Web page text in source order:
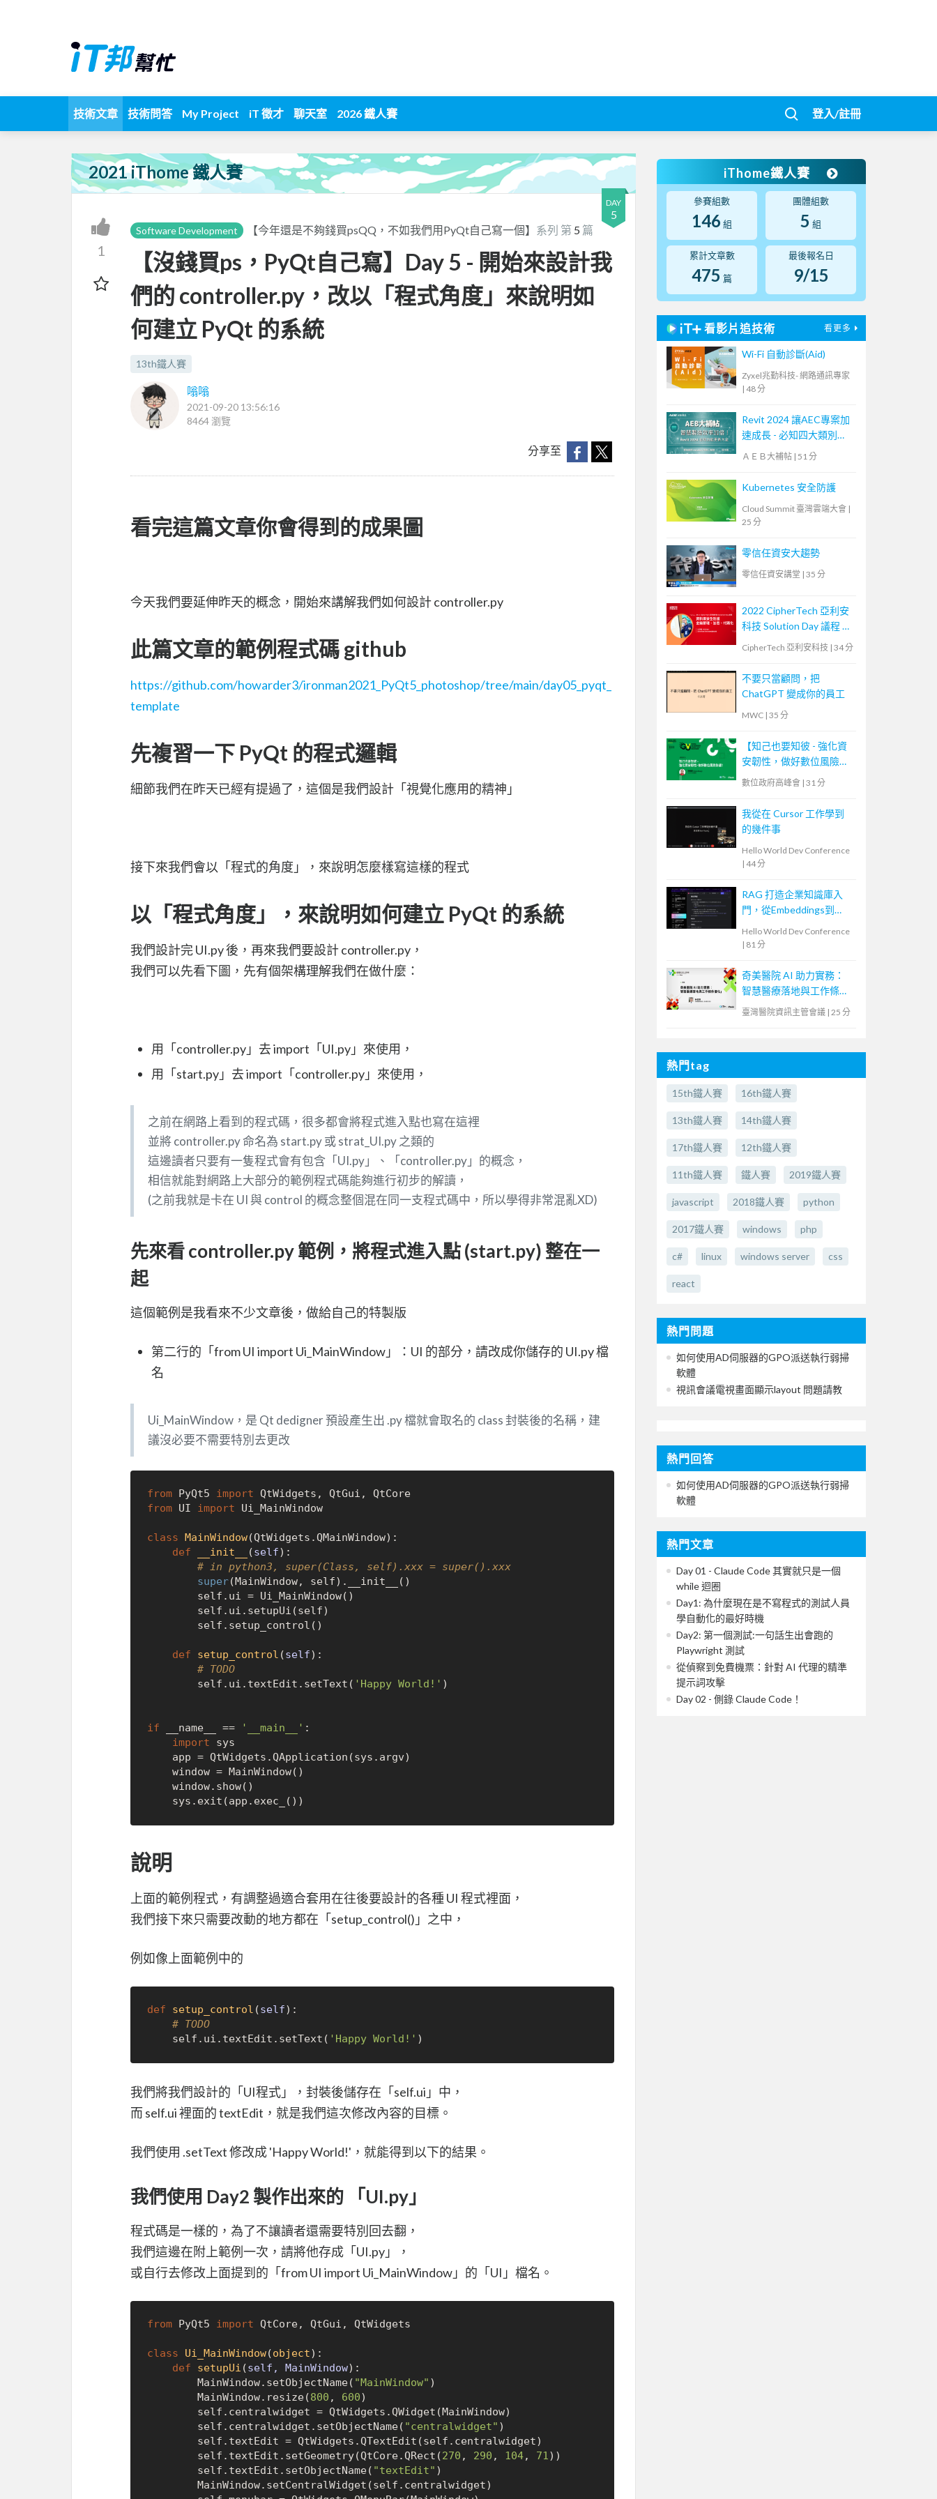
技術文章 技術問答 My Project iT 徵才 聊天室 2026 鐵人賽 登入/註冊
2021 iThome 鐵人賽
DAY
5
1
Software Development 【今年還是不夠錢買psQQ，不如我們用PyQt自己寫一個】 系列 第 5 篇
【沒錢買ps，PyQt自己寫】Day 5 - 開始來設計我
們的 controller.py，改以「程式角度」來說明如
何建立 PyQt 的系統
13th鐵人賽
嗡嗡
2021-09-20 13:56:16
8464 瀏覽
分享至
看完這篇文章你會得到的成果圖
今天我們要延伸昨天的概念，開始來講解我們如何設計 controller.py
此篇文章的範例程式碼 github
https://github.com/howarder3/ironman2021_PyQt5_photoshop/tree/main/day05_pyqt_
template
先複習一下 PyQt 的程式邏輯
細節我們在昨天已經有提過了，這個是我們設計「視覺化應用的精神」
接下來我們會以「程式的角度」，來說明怎麼樣寫這樣的程式
以「程式角度」，來說明如何建立 PyQt 的系統
我們設計完 UI.py 後，再來我們要設計 controller.py，
我們可以先看下圖，先有個架構理解我們在做什麼：
用「controller.py」去 import「UI.py」來使用，
用「start.py」去 import「controller.py」來使用，
之前在網路上看到的程式碼，很多都會將程式進入點也寫在這裡
並將 controller.py 命名為 start.py 或 strat_UI.py 之類的
這邊讀者只要有一隻程式會有包含「UI.py」、「controller.py」的概念，
相信就能對網路上大部分的範例程式碼能夠進行初步的解讀，
(之前我就是卡在 UI 與 control 的概念整個混在同一支程式碼中，所以學得非常混亂XD)
先來看 controller.py 範例，將程式進入點 (start.py) 整在一
起
這個範例是我看來不少文章後，做給自己的特製版
第二行的「from UI import Ui_MainWindow」：UI 的部分，請改成你儲存的 UI.py 檔
名
Ui_MainWindow，是 Qt dedigner 預設產生出 .py 檔就會取名的 class 封裝後的名稱，建
議沒必要不需要特別去更改
from PyQt5 import
QtWidgets, QtGui, QtCore
from UI import Ui_MainWindow
class MainWindow(QtWidgets.QMainWindow):
def
__init__ (self):
# in python3, super(Class, self).xxx = super().xxx
super(MainWindow, self).__init__()
def setup_control (self):
# TODO
        self.ui.textEdit.setText(
'Happy World!' )
if __name__ == '__main__' :
import sys
說明
上面的範例程式，有調整過適合套用在往後要設計的各種 UI 程式裡面，
我們接下來只需要改動的地方都在「setup_control()」之中，
例如像上面範例中的
def setup_control (self):
# TODO
	self.ui.textEdit.setText(
'Happy World!'
我們將我們設計的「UI程式」，封裝後儲存在「self.ui」中，
而 self.ui 裡面的 textEdit，就是我們這次修改內容的目標。
我們使用 .setText 修改成 'Happy World!'，就能得到以下的結果。
我們使用 Day2 製作出來的 「UI.py」
程式碼是一樣的，為了不讓讀者還需要特別回去翻，
我們這邊在附上範例一次，請將他存成「UI.py」，
或自行去修改上面提到的「from UI import Ui_MainWindow」的「UI」檔名。
from PyQt5 import QtCore, QtGui, QtWidgets
class Ui_MainWindow(object):
def
setupUi (self, MainWindow):
        MainWindow.setObjectName(
"MainWindow" )
        MainWindow.resize(
800 , 600)
        self.centralwidget.setObjectName(
"centralwidget" )
        self.textEdit.setGeometry(QtCore.QRect(
270 , 290 , 104, 71))
        self.textEdit.setObjectName(
"textEdit" )
iThome鐵人賽
參賽組數
146 組
團體組數
5 組
累計文章數
475 篇
最後報名日
9/15
看影片追技術 看更多
Wi-Fi 自動診斷(Aid)
Zyxel兆勤科技- 網路通訊專家
| 48 分
Revit 2024 讓AEC專案加
速成長 - 必知四大類別功
能更新！【宏碁資訊網路
ＡＥＢ大補帖 | 51 分
Kubernetes 安全防護
Cloud Summit 臺灣雲端大會 |
25 分
零信任資安大趨勢
零信任資安講堂 | 35 分
2022 CipherTech 亞利安
科技 Solution Day 議程 —
資料庫安全防護，金鑰管
CipherTech 亞利安科技 | 34 分
不要只當顧問，把
ChatGPT 變成你的員工
MWC | 35 分
【知己也要知彼 - 強化資
安韌性，做好數位風險防
護！】
數位政府高峰會 | 31 分
我從在 Cursor 工作學到
的幾件事
Hello World Dev Conference
| 44 分
RAG 打造企業知識庫入
門，從Embeddings到
Hello World Dev Conference
| 81 分
奇美醫院 AI 助力實務：
智慧醫療落地與工作條件
優化
臺灣醫院資訊主管會議 | 25 分
熱門tag
15th鐵人賽 16th鐵人賽
13th鐵人賽 14th鐵人賽
17th鐵人賽 12th鐵人賽
11th鐵人賽 鐵人賽 2019鐵人賽
javascript 2018鐵人賽 python
2017鐵人賽 windows php
c# linux windows server css
react
熱門問題
如何使用AD伺服器的GPO派送執行弱掃
軟體
視訊會議電視畫面顯示layout 問題請教
熱門回答
如何使用AD伺服器的GPO派送執行弱掃
軟體
熱門文章
Day 01 - Claude Code 其實就只是一個
while 迴圈
Day1: 為什麼現在是不寫程式的測試人員
學自動化的最好時機
Day2: 第一個測試:一句話生出會跑的
Playwright 測試
從偵察到免費機票：針對 AI 代理的精準
提示詞攻擊
Day 02 - 側錄 Claude Code！